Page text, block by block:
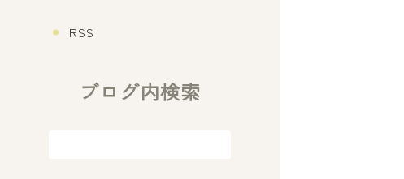
RSS
ブログ内検索